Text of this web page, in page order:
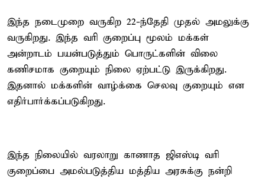
இந்த நடைமுறை வருகிற 22-ந்தேதி முதல் அமலுக்கு
வருகிறது. இந்த வரி குறைப்பு மூலம் மக்கள்
அன்றாடம் பயன்படுத்தும் பொருட்களின் விலை
கணிசமாக குறையும் நிலை ஏற்பட்டு இருக்கிறது.
இதனால் மக்களின் வாழ்க்கை செலவு குறையும் என
எதிர்பார்க்கப்படுகிறது.
இந்த நிலையில் வரலாறு காணாத ஜிஎஸ்டி வரி
குறைப்பை அமல்படுத்திய மத்திய அரசுக்கு நன்றி